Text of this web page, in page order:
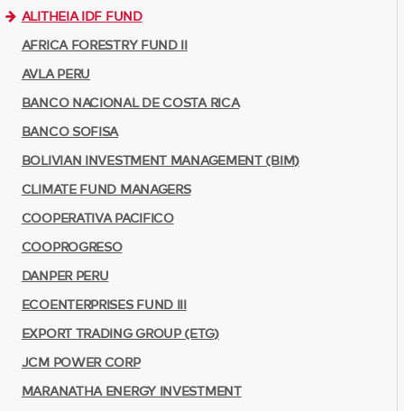
ALITHEIA IDF FUND
AFRICA FORESTRY FUND II
AVLA PERU
BANCO NACIONAL DE COSTA RICA
BANCO SOFISA
BOLIVIAN INVESTMENT MANAGEMENT (BIM)
CLIMATE FUND MANAGERS
COOPERATIVA PACIFICO
COOPROGRESO
DANPER PERU
ECOENTERPRISES FUND III
EXPORT TRADING GROUP (ETG)
JCM POWER CORP
MARANATHA ENERGY INVESTMENT